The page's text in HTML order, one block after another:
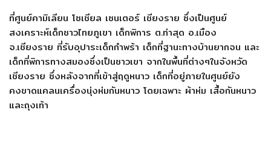
ที่ศูนย์คามิเลียน โซเชียล เซนเตอร์ เชียงราย ซึ่งเป็นศูนย์
สงเคราะห์เด็กชาวไทยภูเขา เด็กพิการ ต.ท่าสุด อ.เมือง
จ.เชียงราย ที่รับอุปาระเด็กกำพร้า เด็กที่ฐานะทางบ้านยากจน และ
เด็กที่พิการทางสมองซึ่งเป็นชาวเขา จากในพื้นที่ต่างๆในจังหวัด
เชียงราย ซึ่งหลังจากที่เข้าสู่ฤดูหนาว เด็กที่อยู่ภายในศูนย์ยัง
คงขาดแคลนเครื่องนุ่งห่มกันหนาว โดยเฉพาะ ผ้าห่ม เสื้อกันหนาว
และถุงเท้า